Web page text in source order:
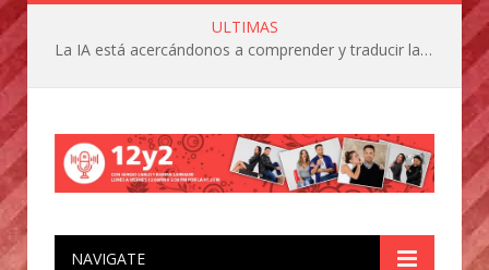
ULTIMAS
La IA está acercándonos a comprender y traducir las vocalizaciones y comportamientos de nuestras mascotas
NAVIGATE